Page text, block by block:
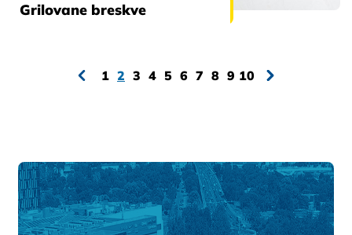
Grilovane breskve
1 2 3 4 5 6 7 8 9 10